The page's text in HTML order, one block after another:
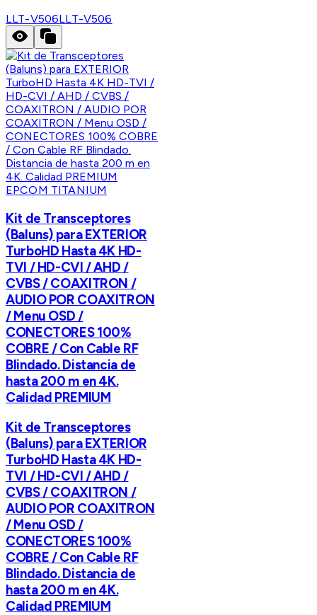
LLT-V506LLT-V506
EPCOM TITANIUM
Kit de Transceptores
(Baluns) para EXTERIOR
TurboHD Hasta 4K HD-
TVI / HD-CVI / AHD /
CVBS / COAXITRON /
AUDIO POR COAXITRON
/ Menu OSD /
CONECTORES 100%
COBRE / Con Cable RF
Blindado. Distancia de
hasta 200 m en 4K.
Calidad PREMIUM
Kit de Transceptores
(Baluns) para EXTERIOR
TurboHD Hasta 4K HD-
TVI / HD-CVI / AHD /
CVBS / COAXITRON /
AUDIO POR COAXITRON
/ Menu OSD /
CONECTORES 100%
COBRE / Con Cable RF
Blindado. Distancia de
hasta 200 m en 4K.
Calidad PREMIUM